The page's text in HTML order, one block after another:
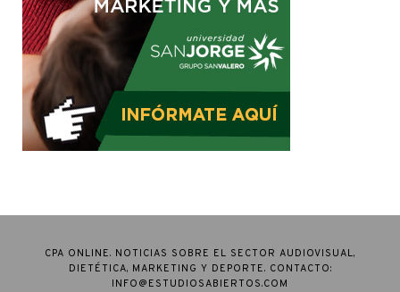
CPA ONLINE. NOTICIAS SOBRE EL SECTOR AUDIOVISUAL,
DIETÉTICA, MARKETING Y DEPORTE. CONTACTO:
INFO@ESTUDIOSABIERTOS.COM